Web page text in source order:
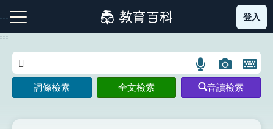
到
主
:::
注音索引圖示 筆畫索引圖示 部首索引表圖示
登入
:::
語
言
搜
圖
片
搜
開
鍵
圖
詞條檢索 全文檢索 音讀檢索